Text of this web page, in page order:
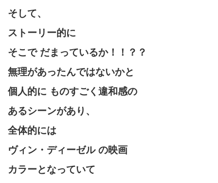
そして、
ストーリー的に
そこで だまっているか！！？？
無理があったんではないかと
個人的に ものすごく違和感の
あるシーンがあり、
全体的には
ヴィン・ディーゼル の映画
カラーとなっていて